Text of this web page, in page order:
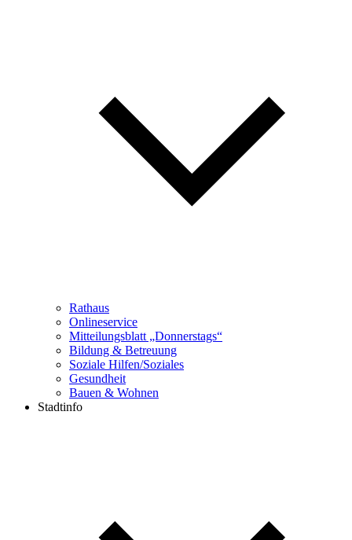
Rathaus
Onlineservice
Mitteilungsblatt „Donnerstags“
Bildung & Betreuung
Soziale Hilfen/Soziales
Gesundheit
Bauen & Wohnen
Stadtinfo